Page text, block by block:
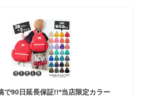
で90日延長保証!!*当店限定カラー